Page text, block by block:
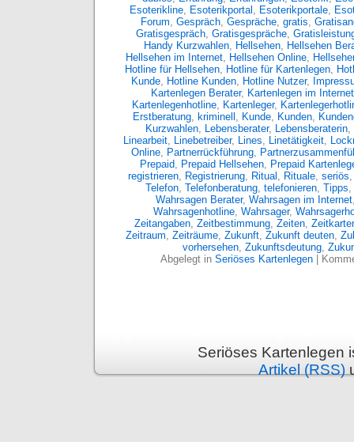
Esoterikline, Esoterikportal , Esoterikportale,
Forum, Gespräch, Gespräche, gratis,
Gratisgespräch, Gratisgespräche,
Handy Kurzwahlen, Hellsehen, Hellsehen
Hellsehen im Internet, Hellsehen Online, Hellseher
Hotline für Hellsehen, Hotline für Kartenlegen,
Kunde, Hotline Kunden, Hotline Nutzer,
Kartenlegen Berater, Kartenlegen im Internet
Kartenlegenhotline, Kartenleger,
Erstberatung, kriminell , Kunde, Kunden,
Kurzwahlen, Lebensberater, Lebensberaterin,
Linearbeit, Linebetreiber, Lines, Linetätigkeit,
Online, Partnerrückführung,
Prepaid, Prepaid Hellsehen, Prepaid
registrieren, Registrierung, Ritual , Rituale, seriös
Telefon, Telefonberatung, telefonieren, Tipps,
Wahrsagen Berater, Wahrsagen im Internet
Wahrsagenhotline, Wahrsager,
Zeitangaben, Zeitbestimmung, Zeiten,
Zeitraum, Zeiträume, Zukunft, Zukunft deuten,
vorhersehen, Zukunftsdeutung,
Abgelegt in Seriöses Kartenlegen|
Seriöses Kartenlegen
Artikel (RSS)